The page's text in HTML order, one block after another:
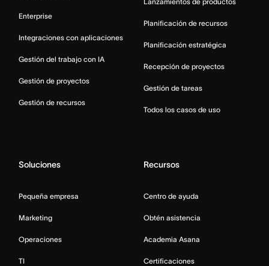
Enterprise
Integraciones con aplicaciones
Gestión del trabajo con IA
Gestión de proyectos
Gestión de recursos
Lanzamientos de productos
Planificación de recursos
Planificación estratégica
Recepción de proyectos
Gestión de tareas
Todos los casos de uso
Soluciones
Pequeña empresa
Marketing
Operaciones
TI
Recursos
Centro de ayuda
Obtén asistencia
Academia Asana
Certificaciones